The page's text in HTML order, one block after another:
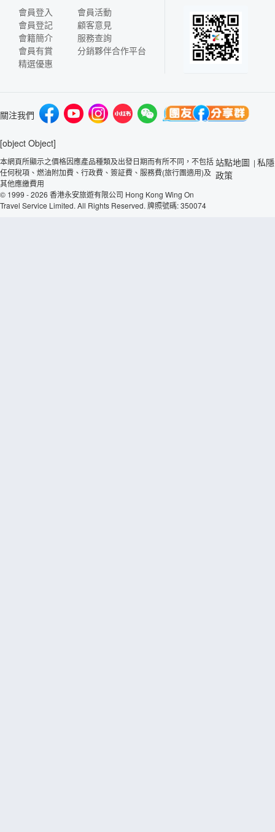
會員登入
會員登記
會籍簡介
會員有賞
精選優惠
會員活動
顧客意見
服務查詢
分銷夥伴合作平台
關注我們
[object Object]
本網頁所顯示之價格因應產品種類及出發日期而有所不同，不包括
任何稅項、燃油附加費、行政費、簽証費、服務費(旅行團適用)及
其他應繳費用
© 1999 - 2026 香港永安旅遊有限公司 Hong Kong Wing On
Travel Service Limited. All Rights Reserved. 牌照號碼: 350074
站點地圖 | 私隱
政策